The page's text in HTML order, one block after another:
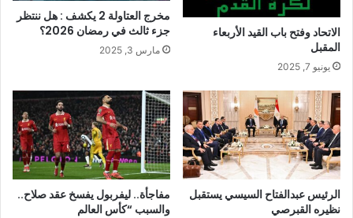
الاتحاد وفتح باب القيد الأربعاء
المقبل
يونيو 7, 2025
مخرج العتاولة 2 يكشف : هل ننتظر
جزء ثالث في رمضان 2026؟
مارس 3, 2025
الرئيس عبدالفتاح السيسي يستقبل
نظيره القبرصي
مفاجأة.. ليفربول يفسخ عقد صلاح..
والسبب “كأس العالم